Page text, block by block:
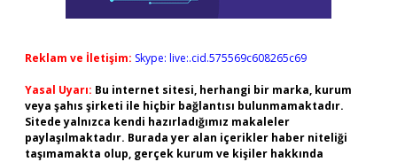
Reklam ve İletişim: Skype: live:.cid.575569c608265c69
Yasal Uyarı: Bu internet sitesi, herhangi bir marka, kurum
veya şahıs şirketi ile hiçbir bağlantısı bulunmamaktadır.
Sitede yalnızca kendi hazırladığımız makaleler
paylaşılmaktadır. Burada yer alan içerikler haber niteliği
taşımamakta olup, gerçek kurum ve kişiler hakkında